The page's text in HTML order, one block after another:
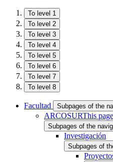
To level 1
To level 2
To level 3
To level 4
To level 5
To level 6
To level 7
To level 8
Facultad Subpages of the
ARCOSURThis
Subpages of the
Investigación
Subpages of